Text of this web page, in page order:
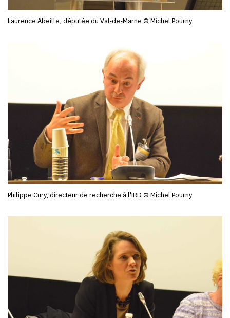
Laurence Abeille, députée du Val-de-Marne © Michel Pourny
Philippe Cury, directeur de recherche à l'IRD © Michel Pourny